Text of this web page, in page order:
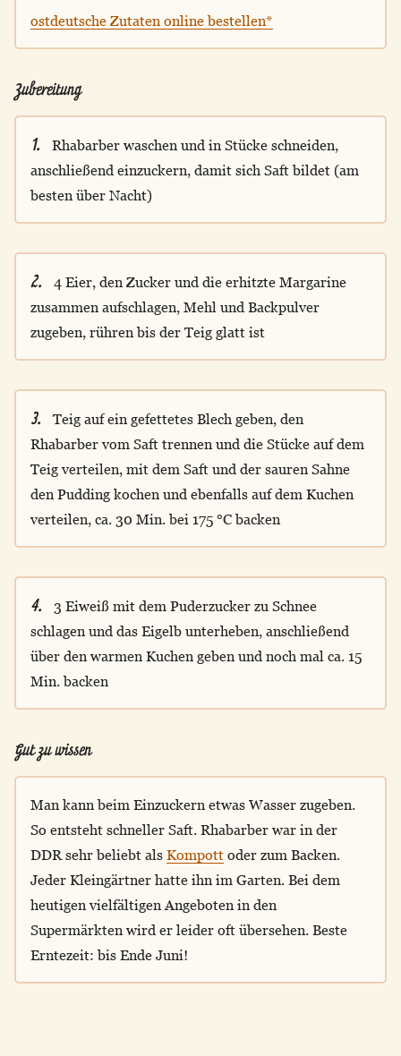
ostdeutsche Zutaten online bestellen*
Zubereitung
1.
Rhabarber waschen und in Stücke schneiden,
anschließend einzuckern, damit sich Saft bildet (am
besten über Nacht)
2.
4 Eier, den Zucker und die erhitzte Margarine
zusammen aufschlagen, Mehl und Backpulver
zugeben, rühren bis der Teig glatt ist
3.
Teig auf ein gefettetes Blech geben, den
Rhabarber vom Saft trennen und die Stücke auf dem
Teig verteilen, mit dem Saft und der sauren Sahne
den Pudding kochen und ebenfalls auf dem Kuchen
verteilen, ca. 30 Min. bei 175 °C backen
4.
3 Eiweiß mit dem Puderzucker zu Schnee
schlagen und das Eigelb unterheben, anschließend
über den warmen Kuchen geben und noch mal ca. 15
Min. backen
Gut zu wissen
Man kann beim Einzuckern etwas Wasser zugeben.
So entsteht schneller Saft. Rhabarber war in der
DDR sehr beliebt als Kompott oder zum Backen.
Jeder Kleingärtner hatte ihn im Garten. Bei dem
heutigen vielfältigen Angeboten in den
Supermärkten wird er leider oft übersehen. Beste
Erntezeit: bis Ende Juni!